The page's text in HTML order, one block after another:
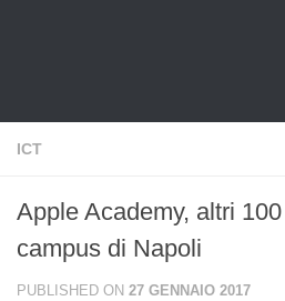
ICT
Apple Academy, altri
campus di Napoli
PUBLISHED ON 27 GENNAIO 2017